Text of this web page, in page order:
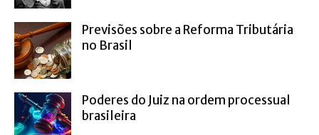
Previsões sobre a Reforma Tributária
no Brasil
Poderes do Juiz na ordem processual
brasileira